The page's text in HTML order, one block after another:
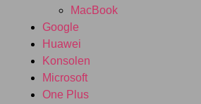
MacBook
Google
Huawei
Konsolen
Microsoft
One Plus